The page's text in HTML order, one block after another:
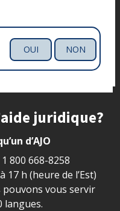
OUI NON
juridique?
d’AJO
1 800 668-8258
17 h (heure de l’Est)
pouvons vous servir
langues.